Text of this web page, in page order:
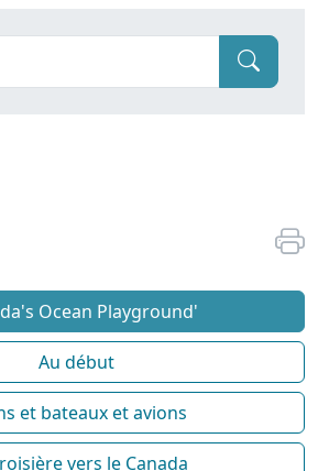
Ocean Playground'
Au début
et bateaux et avions
vers le Canada